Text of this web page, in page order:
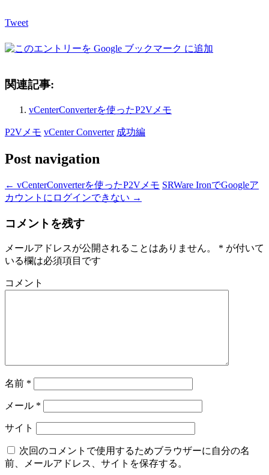
Tweet
関連記事:
vCenterConverterを使ったP2Vメモ
P2Vメモ vCenter Converter 成功編
Post navigation
← vCenterConverterを使ったP2Vメモ SRWare IronでGoogleア
カウントにログインできない →
コメントを残す
メールアドレスが公開されることはありません。 * が付いて
いる欄は必須項目です
コメント
名前 *
メール *
サイト
次回のコメントで使用するためブラウザーに自分の名
前、メールアドレス、サイトを保存する。